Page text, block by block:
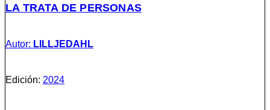
LA TRATA DE PERSONAS
Autor: LILLJEDAHL
Edición: 2024